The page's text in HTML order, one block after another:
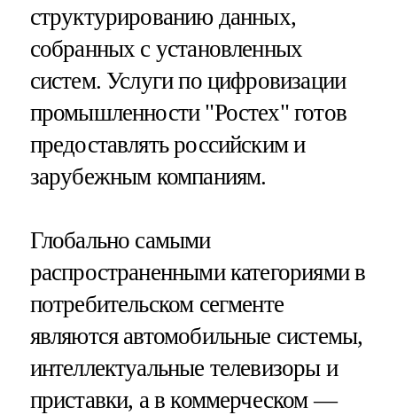
структурированию данных,
собранных с установленных
систем. Услуги по цифровизации
промышленности "Ростех" готов
предоставлять российским и
зарубежным компаниям.
Глобально самыми
распространенными категориями в
потребительском сегменте
являются автомобильные системы,
интеллектуальные телевизоры и
приставки, а в коммерческом —